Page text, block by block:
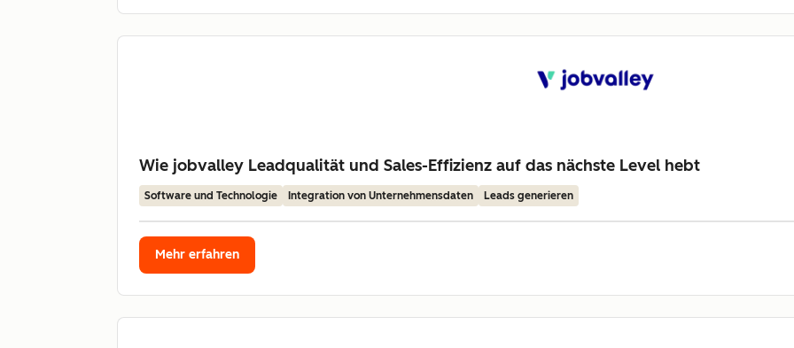
Wie jobvalley Leadqualität und Sales-Effizienz auf das nächste Level hebt
Software und Technologie Integration von Unternehmensdaten Leads generieren
Mehr erfahren